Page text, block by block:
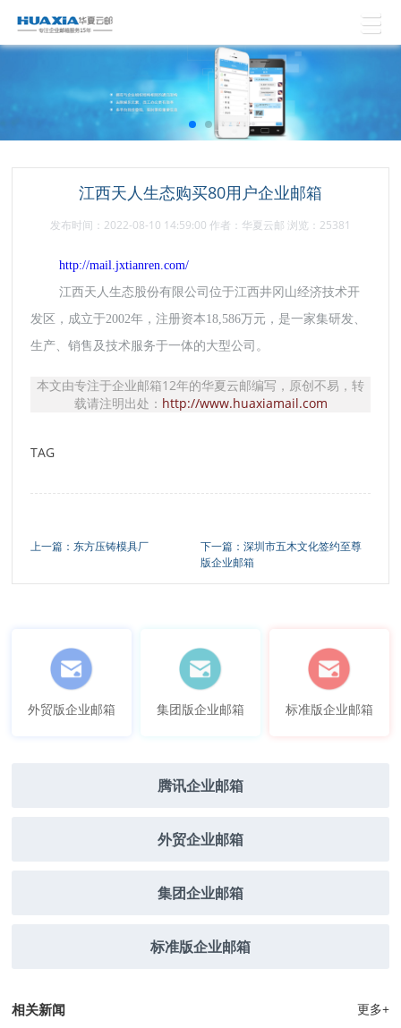
江西天人生态购买80用户企业邮箱
发布时间：2022-08-10 14:59:00 作者：华夏云邮 浏览：25381
http://mail.jxtianren.com/
江西天人生态股份有限公司位于江西井冈山经济技术开
发区，成立于2002年，注册资本18,586万元，是一家集研发、
生产、销售及技术服务于一体的大型公司。
本文由专注于企业邮箱12年的华夏云邮编写，原创不易，转
载请注明出处： http://www.huaxiamail.com
TAG
上一篇：东方压铸模具厂
下一篇：深圳市五木文化签约至尊
版企业邮箱
外贸版企业邮箱 集团版企业邮箱 标准版企业邮箱
腾讯企业邮箱
外贸企业邮箱
集团企业邮箱
标准版企业邮箱
相关新闻 更多+